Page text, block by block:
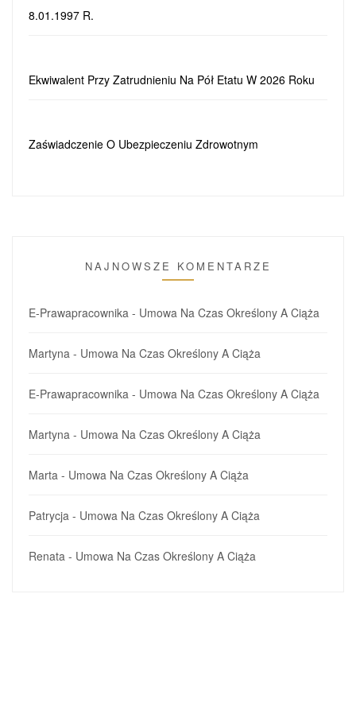
8.01.1997 R.
Ekwiwalent Przy Zatrudnieniu Na Pół Etatu W 2026 Roku
Zaświadczenie O Ubezpieczeniu Zdrowotnym
NAJNOWSZE KOMENTARZE
E-Prawapracownika - Umowa Na Czas Określony A Ciąża
Martyna - Umowa Na Czas Określony A Ciąża
E-Prawapracownika - Umowa Na Czas Określony A Ciąża
Martyna - Umowa Na Czas Określony A Ciąża
Marta - Umowa Na Czas Określony A Ciąża
Patrycja - Umowa Na Czas Określony A Ciąża
Renata - Umowa Na Czas Określony A Ciąża